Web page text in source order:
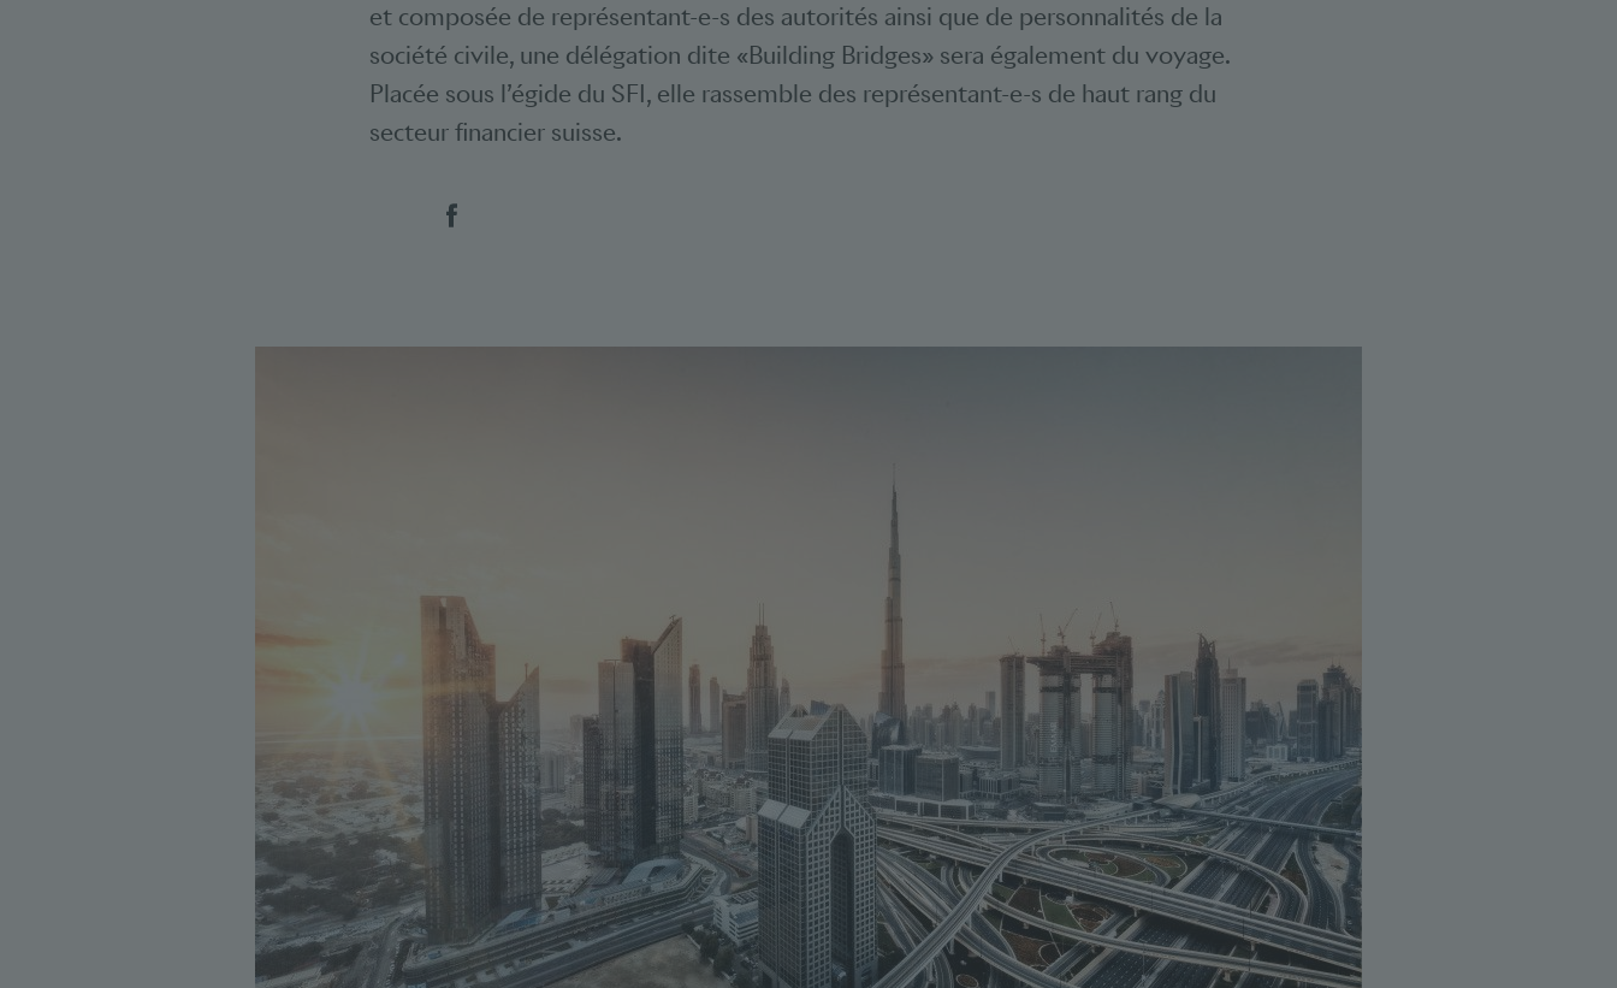
et composée de représentant-e-s des autorités ainsi que de personnalités de la
société civile, une délégation dite «Building Bridges» sera également du voyage.
Placée sous l’égide du SFI, elle rassemble des représentant-e-s de haut rang du
secteur financier suisse.
Social Bookmarks